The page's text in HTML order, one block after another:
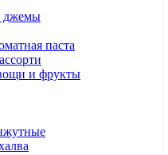
джемы
паста
и фрукты